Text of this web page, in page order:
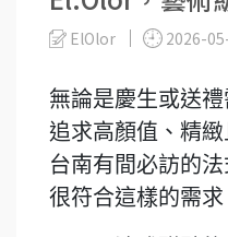
ElOlor 2026-
無論是慶生或送
追求高顏值、精
台南有間必訪的
很符合這樣的需求